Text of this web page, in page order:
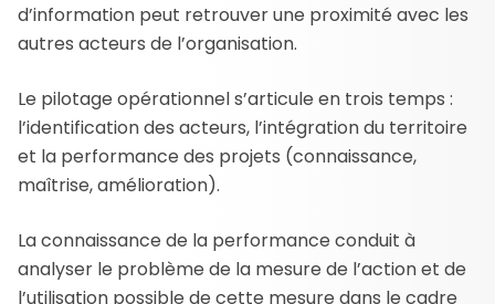
d’information peut retrouver une proximité avec les
autres acteurs de l’organisation.
Le pilotage opérationnel s’articule en trois temps :
l’identification des acteurs, l’intégration du territoire
et la performance des projets (connaissance,
maîtrise, amélioration).
La connaissance de la performance conduit à
analyser le problème de la mesure de l’action et de
l’utilisation possible de cette mesure dans le cadre